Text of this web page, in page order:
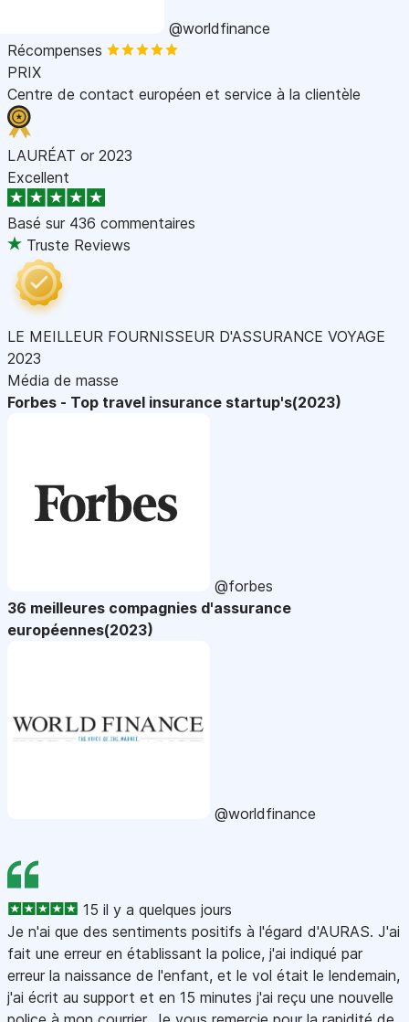
@worldfinance
Récompenses
PRIX
Centre de contact européen et service à la clientèle
LAURÉAT or 2023
Excellent
Basé sur 436 commentaires
Truste Reviews
LE MEILLEUR FOURNISSEUR D'ASSURANCE VOYAGE
2023
Média de masse
Forbes - Top travel insurance startup's(2023)
@forbes
36 meilleures compagnies d'assurance
européennes(2023)
@worldfinance
15 il y a quelques jours
Je n'ai que des sentiments positifs à l'égard d'AURAS. J'ai
fait une erreur en établissant la police, j'ai indiqué par
erreur la naissance de l'enfant, et le vol était le lendemain,
j'ai écrit au support et en 15 minutes j'ai reçu une nouvelle